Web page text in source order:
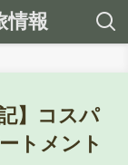
情報
】コスパ
トメント